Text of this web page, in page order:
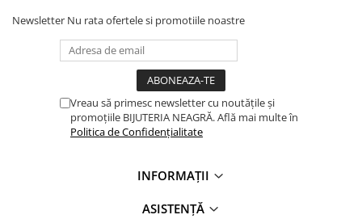
Newsletter Nu rata ofertele si promotiile noastre
Vreau să primesc newsletter cu noutățile și
promoțiile BIJUTERIA NEAGRĂ. Află mai multe în
Politica de Confidențialitate
INFORMAȚII
ASISTENȚĂ